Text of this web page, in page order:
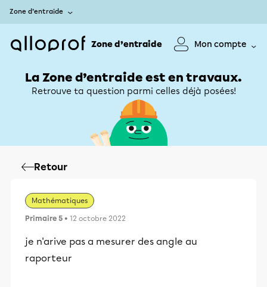
Zone d’entraide
Zone d’entraide Mon compte
La Zone d’entraide est en travaux.
Retrouve ta question parmi celles déjà posées!
Retour
Mathématiques
Primaire 5 • 12 octobre 2022
je n'arive pas a mesurer des angle au
raporteur